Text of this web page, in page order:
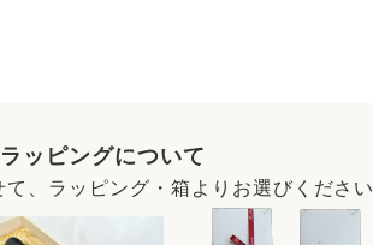
ッピングについて
、ラッピング・箱よりお選びください